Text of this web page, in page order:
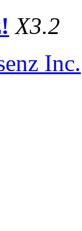
X3.2
Inc.